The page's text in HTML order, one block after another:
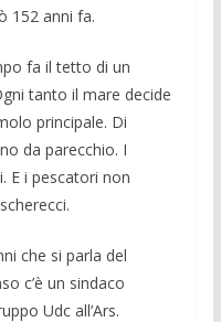
152 anni fa.
fa il tetto di un
tanto il mare decide
principale. Di
da parecchio. I
E i pescat­ori non
che si parla del
c’è un sindaco
Udc all’Ars.